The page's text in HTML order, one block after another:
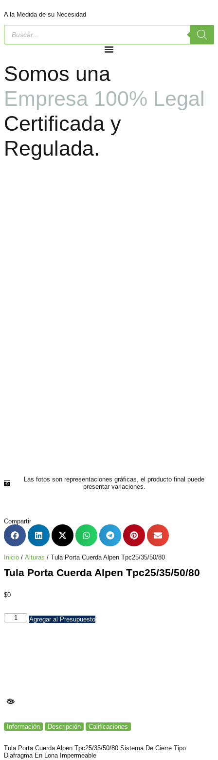
A la Medida de su Necesidad
Somos una
Empresa 100% Legal
Certificada y
Regulada.
Las fotos son representaciones gráficas, el producto final puede
presentar variaciones.
Compartir
Inicio / Alturas / Tula Porta Cuerda Alpen Tpc25/35/50/80
Tula Porta Cuerda Alpen Tpc25/35/50/80
$0
Agregar al Presupuesto
Información Descripción Calificaciones
Tula Porta Cuerda Alpen Tpc25/35/50/80 Sistema De Cierre Tipo
Diafragma En Lona Impermeable